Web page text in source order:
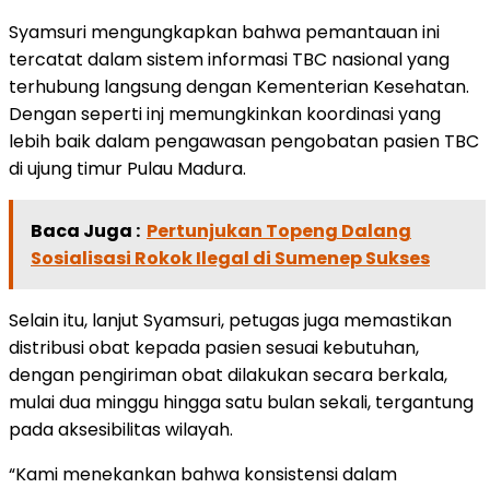
Syamsuri mengungkapkan bahwa pemantauan ini
tercatat dalam sistem informasi TBC nasional yang
terhubung langsung dengan Kementerian Kesehatan.
Dengan seperti inj memungkinkan koordinasi yang
lebih baik dalam pengawasan pengobatan pasien TBC
di ujung timur Pulau Madura.
Baca Juga : Pertunjukan Topeng Dalang
Sosialisasi Rokok Ilegal di Sumenep Sukses
Selain itu, lanjut Syamsuri, petugas juga memastikan
distribusi obat kepada pasien sesuai kebutuhan,
dengan pengiriman obat dilakukan secara berkala,
mulai dua minggu hingga satu bulan sekali, tergantung
pada aksesibilitas wilayah.
“Kami menekankan bahwa konsistensi dalam